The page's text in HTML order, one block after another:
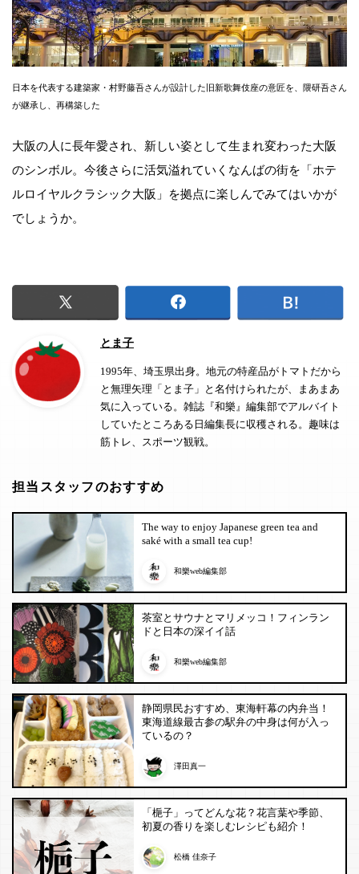
日本を代表する建築家・村野藤吾さんが設計した旧新歌舞伎座の意匠を、隈研吾さん
が継承し、再構築した
大阪の人に長年愛され、新しい姿として生まれ変わった大阪
のシンボル。今後さらに活気溢れていくなんばの街を「ホテ
ルロイヤルクラシック大阪」を拠点に楽しんでみてはいかが
でしょうか。
とま子
1995年、埼玉県出身。地元の特産品がトマトだから
と無理矢理「とま子」と名付けられたが、まあまあ
気に入っている。雑誌『和樂』編集部でアルバイト
していたところある日編集長に収穫される。趣味は
筋トレ、スポーツ観戦。
担当スタッフのおすすめ
The way to enjoy Japanese green tea and
saké with a small tea cup!
和樂web編集部
茶室とサウナとマリメッコ！フィンラン
ドと日本の深イイ話
和樂web編集部
静岡県民おすすめ、東海軒幕の内弁当！
東海道線最古参の駅弁の中身は何が入っ
ているの？
澤田真一
「梔子」ってどんな花？花言葉や季節、
初夏の香りを楽しむレシピも紹介！
松橋 佳奈子